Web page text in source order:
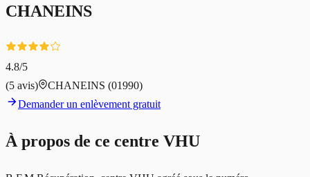
CHANEINS
4.8/5
(5 avis) CHANEINS (01990)
Demander un enlèvement gratuit
À propos de ce centre VHU